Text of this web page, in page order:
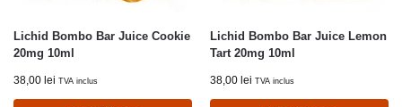
Lichid Bombo Bar Juice Cookie
20mg 10ml
38,00 lei TVA inclus
Lichid Bombo Bar Juice Lemon
Tart 20mg 10ml
38,00 lei TVA inclus